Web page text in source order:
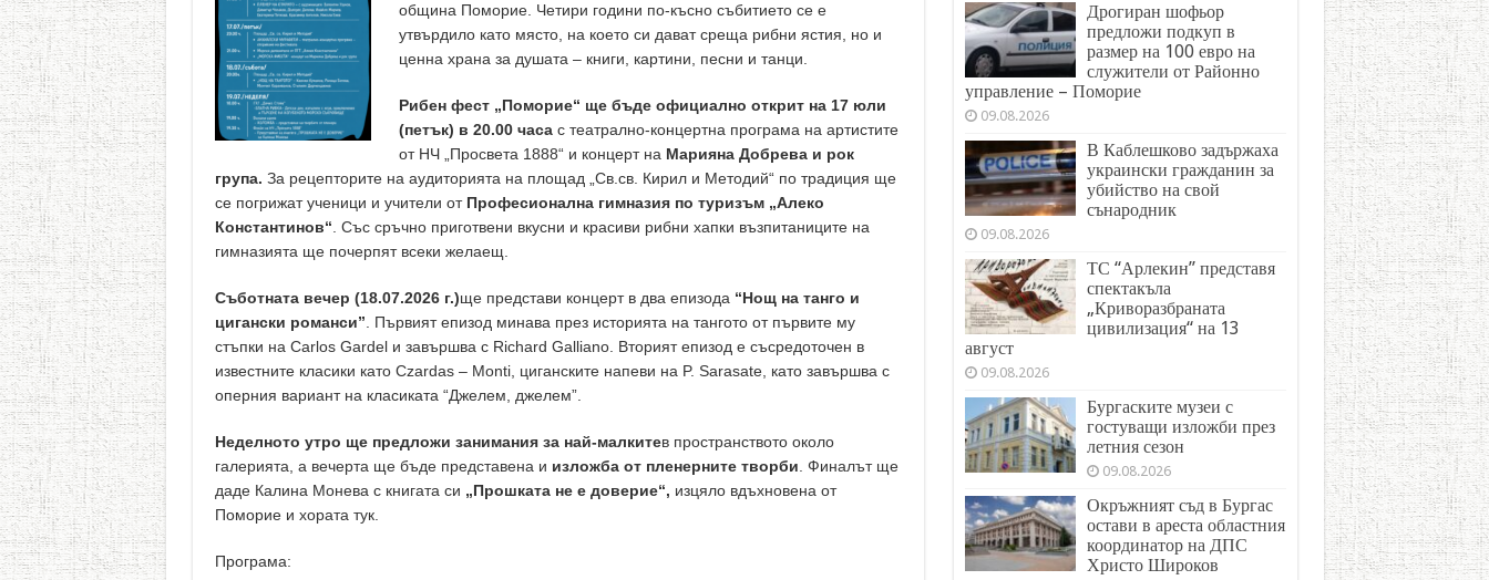
община Поморие. Четири години по-късно събитието се е
утвърдило като място, на което си дават среща рибни ястия, но и
ценна храна за душата – книги, картини, песни и танци.
Рибен фест „Поморие“ ще бъде официално открит на 17 юли
(петък) в 20.00 часас театрално-концертна програма на артистите
от НЧ „Просвета 1888“ и концерт на Марияна Добрева и рок
група. За рецепторите на аудиторията на площад „Св.св. Кирил и Методий“ по традиция ще
се погрижат ученици и учители от Професионална гимназия по туризъм „Алеко
Константинов“ . Със сръчно приготвени вкусни и красиви рибни хапки възпитаниците на
гимназията ще почерпят всеки желаещ.
Съботната вечер (18.07.2026 г.)ще представи концерт в два епизода “Нощ на танго и
цигански романси” . Първият епизод минава през историята на тангото от първите му
стъпки на Carlos Gardel и завършва с Richard Galliano. Вторият епизод е съсредоточен в
известните класики като Czardas – Monti, циганските напеви на P. Sarasate, като завършва с
оперния вариант на класиката “Джелем, джелем”.
Неделното утро ще предложи занимания за най-малкитев пространството около
галерията, а вечерта ще бъде представена и изложба от пленерните творби . Финалът ще
даде Калина Монева с книгата си „Прошката не е доверие“, изцяло вдъхновена от
Поморие и хората тук.
Програма:
Дрогиран шофьор
предложи подкуп в
размер на 100 евро на
служители от Районно
управление – Поморие
09.08.2026
В Каблешково задържаха
украински гражданин за
убийство на свой
сънародник
09.08.2026
ТС “Арлекин” представя
спектакъла
„Криворазбраната
цивилизация“ на 13
август
09.08.2026
Бургаските музеи с
гостуващи изложби през
летния сезон
09.08.2026
Окръжният съд в Бургас
остави в ареста областния
координатор на ДПС
Христо Широков